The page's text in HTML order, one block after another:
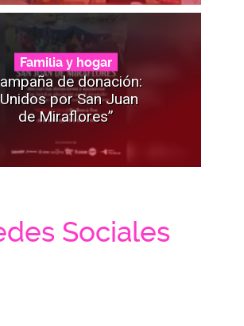
Familia y hogar
de donación:
por San Juan
de Miraflores”
Sociales